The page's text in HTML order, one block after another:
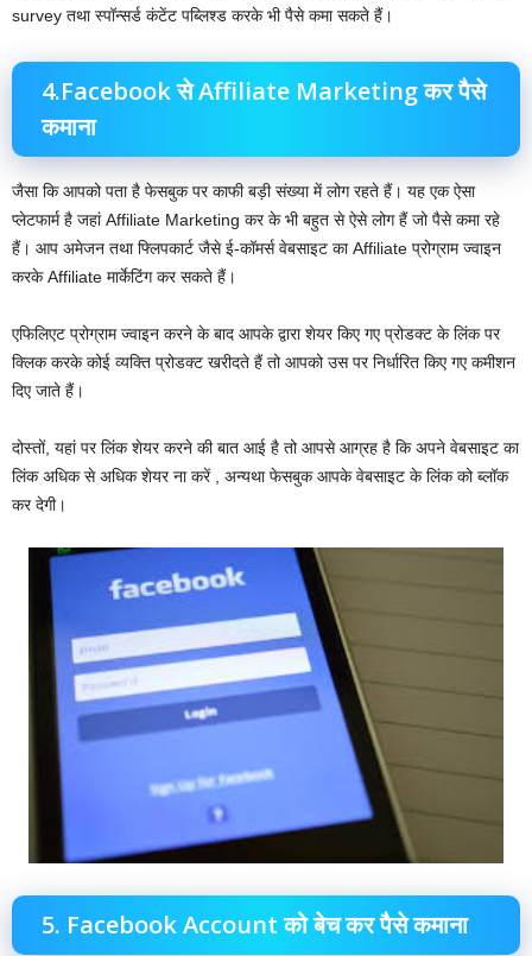
survey तथा स्पॉन्सर्ड कंटेंट पब्लिश्ड करके भी पैसे कमा सकते हैं।
4.Facebook से Affiliate Marketing कर पैसे
कमाना
जैसा कि आपको पता है फेसबुक पर काफी बड़ी संख्या में लोग रहते हैं। यह एक ऐसा
प्लेटफार्म है जहां Affiliate Marketing कर के भी बहुत से ऐसे लोग हैं जो पैसे कमा रहे
हैं। आप अमेजन तथा फ्लिपकार्ट जैसे ई-कॉमर्स वेबसाइट का Affiliate प्रोग्राम ज्वाइन
करके Affiliate मार्केटिंग कर सकते हैं।
एफिलिएट प्रोग्राम ज्वाइन करने के बाद आपके द्वारा शेयर किए गए प्रोडक्ट के लिंक पर
क्लिक करके कोई व्यक्ति प्रोडक्ट खरीदते हैं तो आपको उस पर निर्धारित किए गए कमीशन
दिए जाते हैं।
दोस्तों, यहां पर लिंक शेयर करने की बात आई है तो आपसे आग्रह है कि अपने वेबसाइट का
लिंक अधिक से अधिक शेयर ना करें , अन्यथा फेसबुक आपके वेबसाइट के लिंक को ब्लॉक
कर देगी।
5. Facebook Account को बेच कर पैसे कमाना